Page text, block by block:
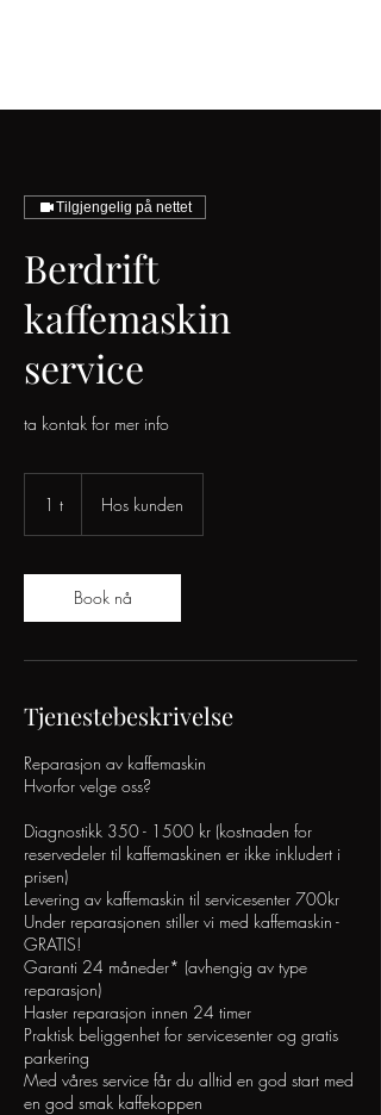
Tilgjengelig på nettet
Berdrift
kaffemaskin
service
ta kontak for mer info
1 t Hos kunden
Book nå
Tjenestebeskrivelse
Reparasjon av kaffemaskin
Hvorfor velge oss?
Diagnostikk 350 - 1500 kr (kostnaden for
reservedeler til kaffemaskinen er ikke inkludert i
prisen)
Levering av kaffemaskin til servicesenter 700kr
Under reparasjonen stiller vi med kaffemaskin -
GRATIS!
Garanti 24 måneder* (avhengig av type
reparasjon)
Haster reparasjon innen 24 timer
Praktisk beliggenhet for servicesenter og gratis
parkering
Med våres service får du alltid en god start med
en god smak kaffekoppen